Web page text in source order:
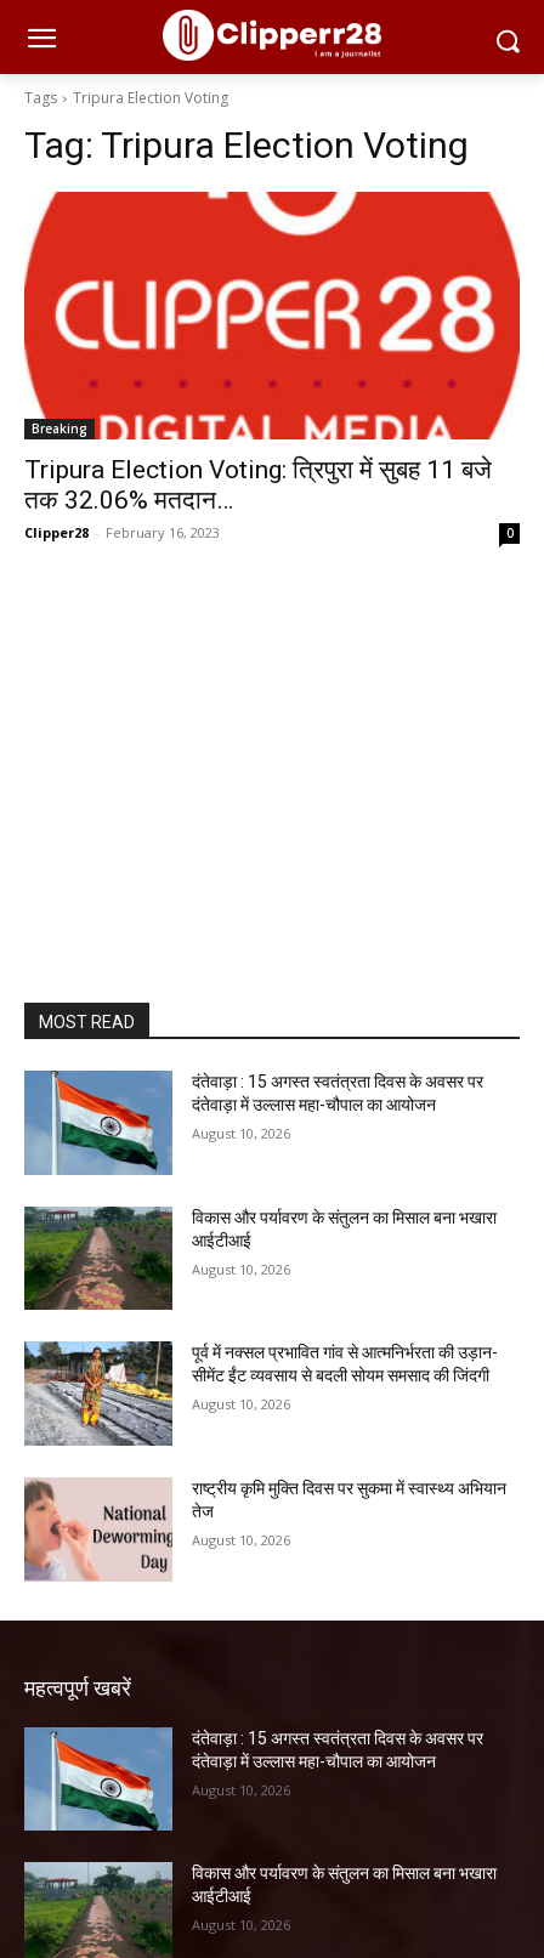
Tags Tripura Election Voting
Tag: Tripura Election Voting
Breaking
Tripura Election Voting: त्रिपुरा में सुबह 11 बजे
तक 32.06% मतदान…
Clipper28 - February 16, 2023 0
MOST READ
दंतेवाड़ा : 15 अगस्त स्वतंत्रता दिवस के अवसर पर
दंतेवाड़ा में उल्लास महा-चौपाल का आयोजन
August 10, 2026
विकास और पर्यावरण के संतुलन का मिसाल बना भखारा
आईटीआई
August 10, 2026
पूर्व में नक्सल प्रभावित गांव से आत्मनिर्भरता की उड़ान-
सीमेंट ईंट व्यवसाय से बदली सोयम समसाद की जिंदगी
August 10, 2026
राष्ट्रीय कृमि मुक्ति दिवस पर सुकमा में स्वास्थ्य अभियान
तेज
August 10, 2026
महत्वपूर्ण खबरें
दंतेवाड़ा : 15 अगस्त स्वतंत्रता दिवस के अवसर पर
दंतेवाड़ा में उल्लास महा-चौपाल का आयोजन
August 10, 2026
विकास और पर्यावरण के संतुलन का मिसाल बना भखारा
आईटीआई
August 10, 2026